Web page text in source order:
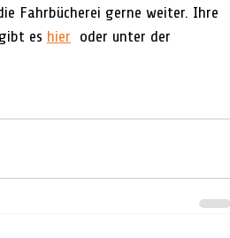
Fahrbücherei gerne weiter. Ihre
es hier
  oder unter der